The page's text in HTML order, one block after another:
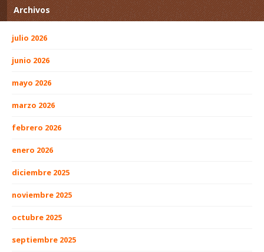
Archivos
julio 2026
junio 2026
mayo 2026
marzo 2026
febrero 2026
enero 2026
diciembre 2025
noviembre 2025
octubre 2025
septiembre 2025